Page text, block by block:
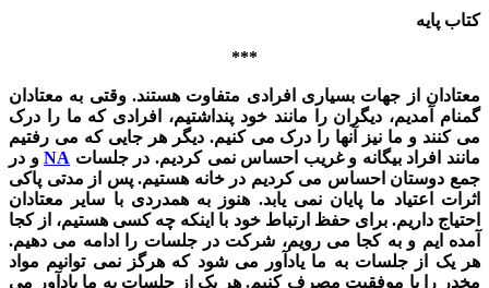
کتاب پایه
***
معتادان از جهات بسیاری افرادی متفاوت هستند. وقتی به معتادان
گمنام آمدیم، دیگران را مانند خود پنداشتیم، افرادی که ما را درک
می ⁯کنند و ما نیز آنها را درک می ⁯کنیم. دیگر هر جایی که می⁯ رفتیم
مانند افراد بیگانه و غریب احساس نمی⁯ کردیم. در جلسات NAو در
جمع دوستان احساس می⁯ کردیم در خانه هستیم. پس از مدتی پاکی
اثرات اعتیاد ما پایان نمی⁯⁯ یابد. هنوز به همدردی با سایر معتادان
احتیاج داریم. برای حفظ ارتباط خود با اینکه چه کسی هستیم، از کجا
آمده ⁯ایم و به کجا می⁯ رویم، شرکت در جلسات را ادامه می ⁯دهیم.
هر یک از جلسات به ما یادآور می⁯ شود که هرگز نمی⁯ توانیم مواد
مخدر را با موفقیت مصرف کنیم. هر یک از جلسات به ما یادآور می